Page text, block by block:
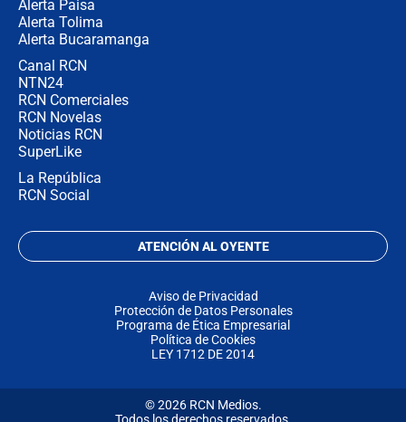
Alerta Paisa
Alerta Tolima
Alerta Bucaramanga
Canal RCN
NTN24
RCN Comerciales
RCN Novelas
Noticias RCN
SuperLike
La República
RCN Social
ATENCIÓN AL OYENTE
Aviso de Privacidad
Protección de Datos Personales
Programa de Ética Empresarial
Política de Cookies
LEY 1712 DE 2014
© 2026 RCN Medios.
Todos los derechos reservados.